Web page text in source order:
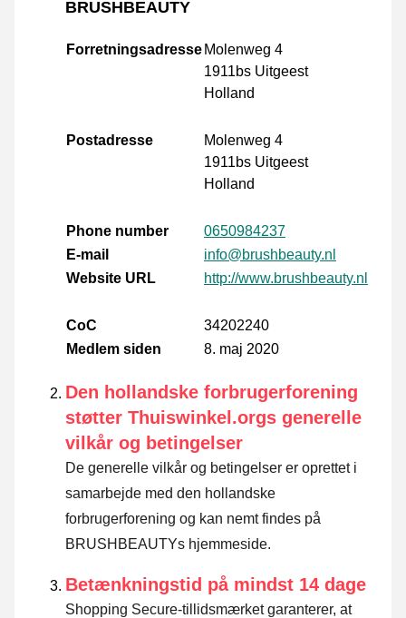
BRUSHBEAUTY
Forretningsadresse Molenweg 4
1911bs Uitgeest
Holland
Postadresse
Molenweg 4
1911bs Uitgeest
Holland
Phone number
0650984237
E-mail
info@brushbeauty.nl
Website URL
http://www.brushbeauty.nl
CoC
34202240
Medlem siden
8. maj 2020
Den hollandske forbrugerforening
støtter Thuiswinkel.orgs generelle
vilkår og betingelser
De generelle vilkår og betingelser er oprettet i
samarbejde med den hollandske
forbrugerforening og kan nemt findes på
BRUSHBEAUTYs hjemmeside.
Betænkningstid på mindst 14 dage
Shopping Secure-tillidsmærket garanterer, at